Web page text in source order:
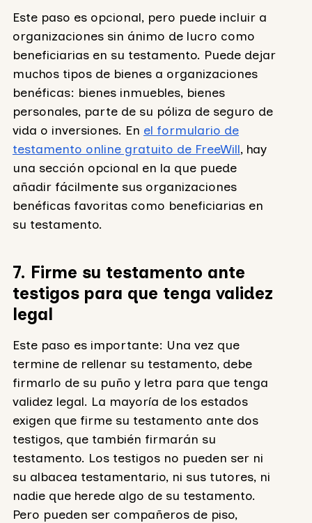
Este paso es opcional, pero puede incluir a
organizaciones sin ánimo de lucro como
beneficiarias en su testamento. Puede dejar
muchos tipos de bienes a organizaciones
benéficas: bienes inmuebles, bienes
personales, parte de su póliza de seguro de
vida o inversiones. En el formulario de
testamento online gratuito de FreeWill, hay
una sección opcional en la que puede
añadir fácilmente sus organizaciones
benéficas favoritas como beneficiarias en
su testamento.
7. Firme su testamento ante
testigos para que tenga validez
legal
Este paso es importante: Una vez que
termine de rellenar su testamento, debe
firmarlo de su puño y letra para que tenga
validez legal. La mayoría de los estados
exigen que firme su testamento ante dos
testigos, que también firmarán su
testamento. Los testigos no pueden ser ni
su albacea testamentario, ni sus tutores, ni
nadie que herede algo de su testamento.
Pero pueden ser compañeros de piso,